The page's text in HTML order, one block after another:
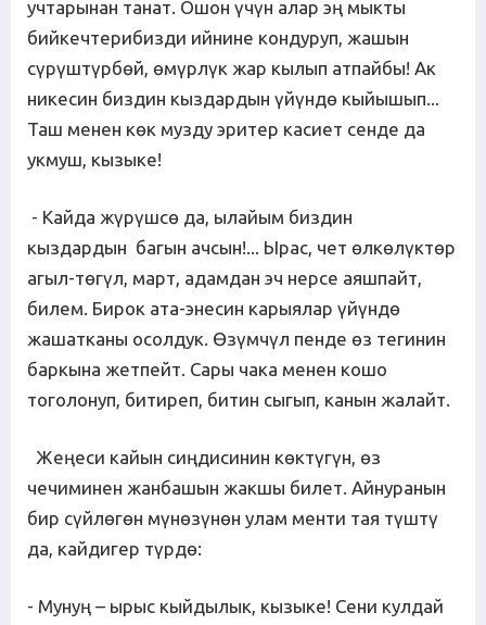
учтарынан танат. Ошон үчүн алар эң мыкты
бийкечтерибизди ийнине кондуруп, жашын
сүрүштүрбөй, өмүрлүк жар кылып атпайбы! Ак
никесин биздин кыздардын үйүндө кыйышып...
Таш менен көк музду эритер касиет сенде да
укмуш, кызыке!
- Кайда жүрүшсө да, ылайым биздин
кыздардын багын ачсын!... Ырас, чет өлкөлүктөр
агыл-төгүл, март, адамдан эч нерсе аяшпайт,
билем. Бирок ата-энесин карыялар үйүндө
жашатканы осолдук. Өзүмчүл пенде өз тегинин
баркына жетпейт. Сары чака менен кошо
тоголонуп, битиреп, битин сыгып, канын жалайт.
Жеңеси кайын сиңдисинин көктүгүн, өз
чечиминен жанбашын жакшы билет. Айнуранын
бир сүйлөгөн мүнөзүнөн улам менти тая түштү
да, кайдигер түрдө:
- Мунуң – ырыс кыйдылык, кызыке! Сени кулдай